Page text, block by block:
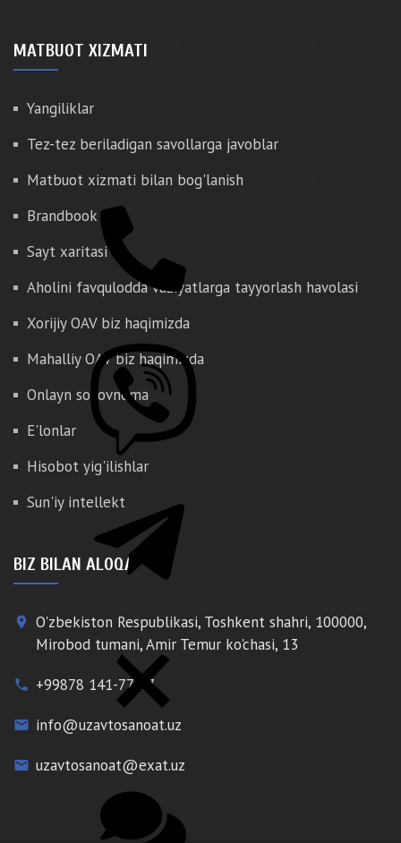
MATBUOT XIZMATI
Yangiliklar
Tez-tez beriladigan savollarga javoblar
Matbuot xizmati bilan bog'lanish
Brandbook
Sayt xaritasi
Aholini favqulodda vaziyatlarga tayyorlash havolasi
Xorijiy OAV biz haqimizda
Mahalliy OAV biz haqimizda
Onlayn so'rovnoma
E'lonlar
Hisobot yig'ilishlar
Sun'iy intellekt
BIZ BILAN ALOQA
place O'zbekiston Respublikasi, Toshkent shahri, 100000,
Mirobod tumani, Amir Temur ko'chasi, 13
phone +99878 141-77-77
email info@uzavtosanoat.uz
email uzavtosanoat@exat.uz